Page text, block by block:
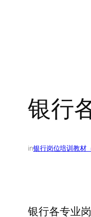
银行
in银行岗位培训教材
银行各专业